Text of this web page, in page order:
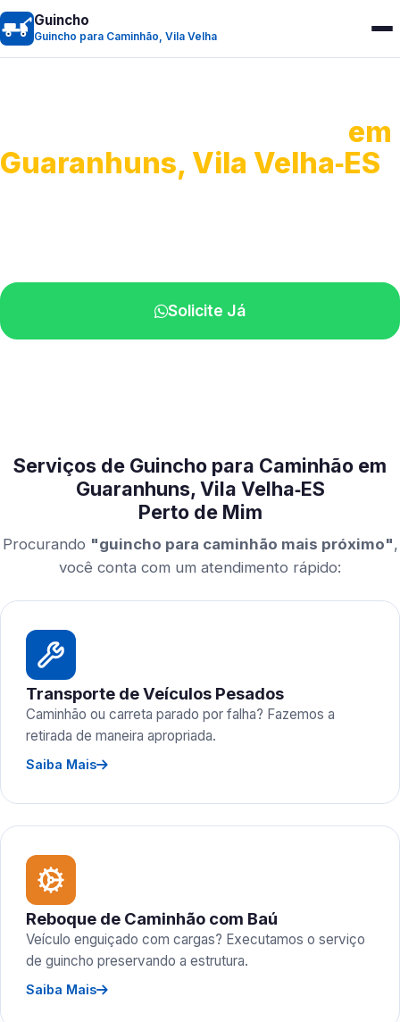
Guincho
Guincho para Caminhão, Vila Velha
em
Guaranhuns, Vila Velha‑ES
Solicite Já
Serviços de Guincho para Caminhão em
Guaranhuns, Vila Velha‑ES
Perto de Mim
Procurando "guincho para caminhão mais próximo",
você conta com um atendimento rápido:
Transporte de Veículos Pesados
Caminhão ou carreta parado por falha? Fazemos a
retirada de maneira apropriada.
Saiba Mais
Reboque de Caminhão com Baú
Veículo enguiçado com cargas? Executamos o serviço
de guincho preservando a estrutura.
Saiba Mais